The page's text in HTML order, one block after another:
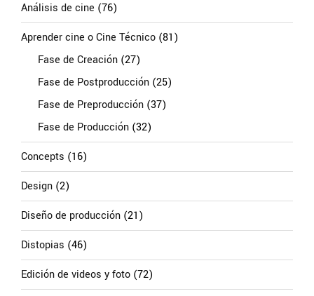
Análisis de cine (76)
Aprender cine o Cine Técnico (81)
Fase de Creación (27)
Fase de Postproducción (25)
Fase de Preproducción (37)
Fase de Producción (32)
Concepts (16)
Design (2)
Diseño de producción (21)
Distopias (46)
Edición de videos y foto (72)